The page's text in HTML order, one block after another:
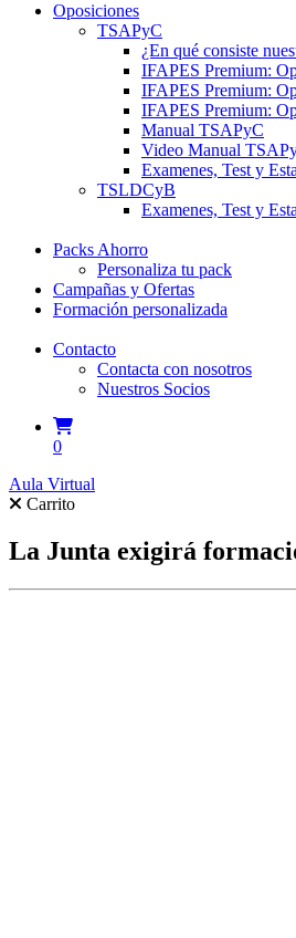
Oposiciones
TSAPyC
¿En qué consiste
IFAPES Premium:
IFAPES Premium:
IFAPES Premium:
Manual TSAPyC
Video Manual
Examenes, Test y
TSLDCyB
Examenes, Test y
Packs Ahorro
Personaliza tu pack
Campañas y Ofertas
Formación personalizada
Contacto
Contacta con nosotros
Nuestros Socios
0
Aula Virtual
Carrito
La Junta exigirá